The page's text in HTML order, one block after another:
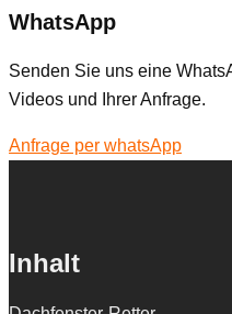
WhatsApp
Senden Sie uns eine
Videos und Ihrer Anfrage.
Anfrage per whatsApp
Inhalt